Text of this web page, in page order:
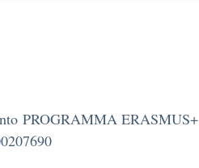
PROGRAMMA ERASMUS+